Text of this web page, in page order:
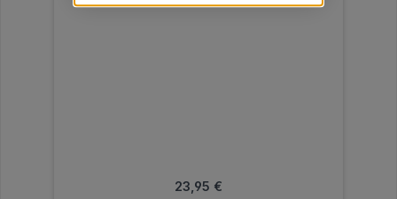
Regulärer Preis:
23,95 €